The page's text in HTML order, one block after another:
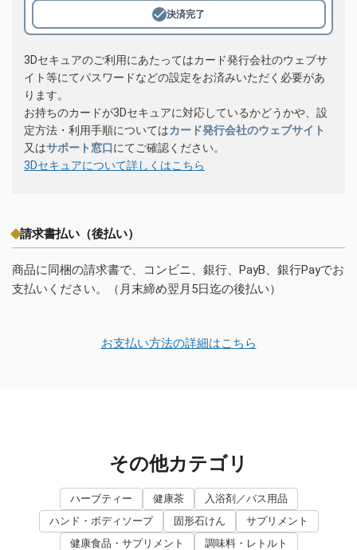
決済完了
3Dセキュアのご利用にあたってはカード発行会社のウェブサ
イト等にてパスワードなどの設定をお済みいただく必要があ
ります。
お持ちのカードが3Dセキュアに対応しているかどうかや、設
定方法・利用手順についてはカード発行会社のウェブサイト
又はサポート窓口にてご確認ください。
3Dセキュアについて詳しくはこちら
請求書払い（後払い）
商品に同梱の請求書で、コンビニ、銀行、PayB、銀行Payでお
支払いください。（月末締め翌月5日迄の後払い）
お支払い方法の詳細はこちら
その他カテゴリ
ハーブティー 健康茶
入浴剤／バス用品
ハンド・ボディソープ
固形石けん
サプリメント
健康食品・サプリメント
調味料・レトルト